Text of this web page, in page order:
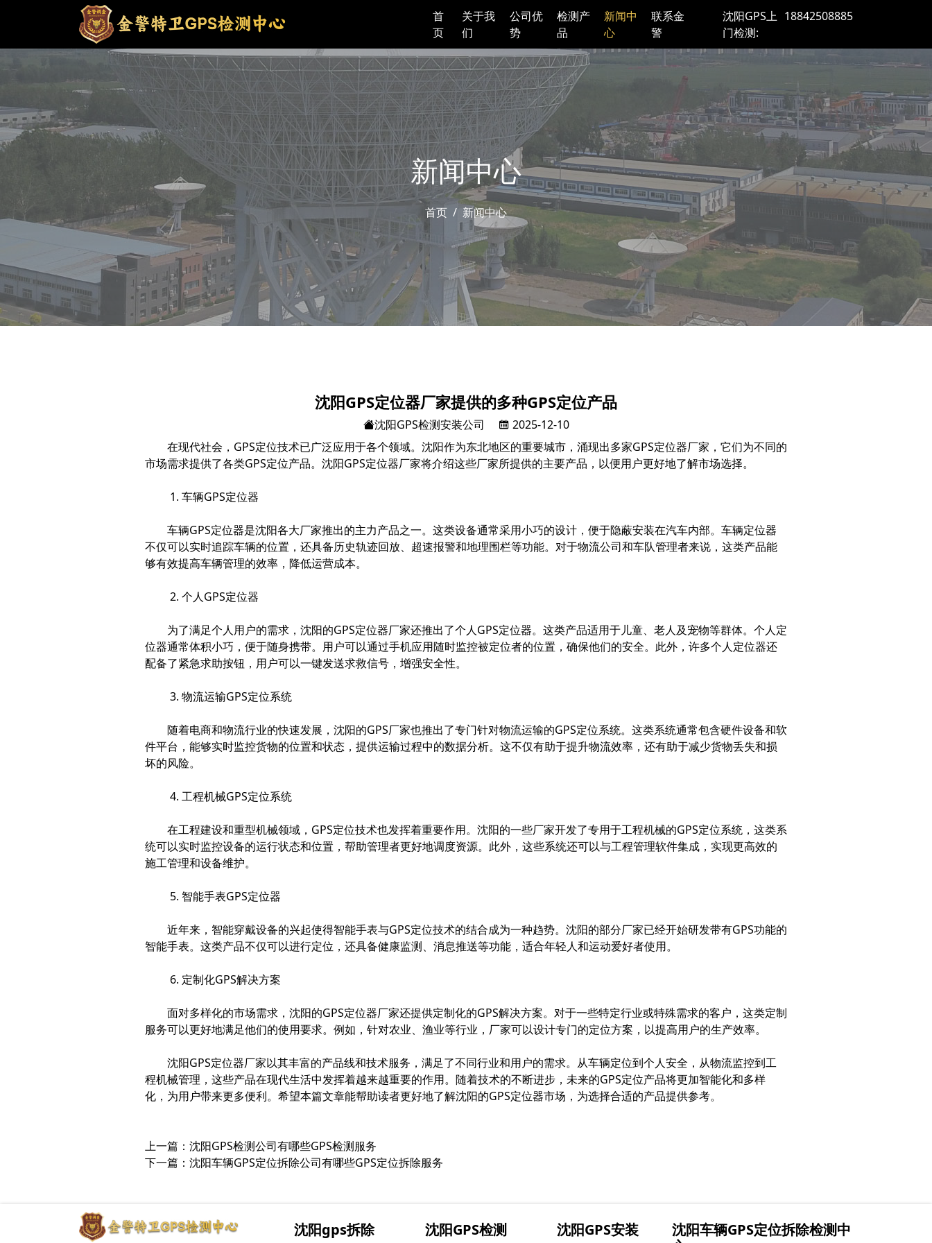
首
页
关于我
们
公司优
势
检测产
品
新闻中
心
联系金
警
沈阳GPS上
门检测:
18842508885
新闻中心
首页 新闻中心
沈阳GPS定位器厂家提供的多种GPS定位产品
沈阳GPS检测安装公司
2025-12-10
在现代社会，GPS定位技术已广泛应用于各个领域。沈阳作为东北地区的重要城市，涌现出多家GPS定位器厂家，它们为不同的
市场需求提供了各类GPS定位产品。沈阳GPS定位器厂家将介绍这些厂家所提供的主要产品，以便用户更好地了解市场选择。
1. 车辆GPS定位器
车辆GPS定位器是沈阳各大厂家推出的主力产品之一。这类设备通常采用小巧的设计，便于隐蔽安装在汽车内部。车辆定位器
不仅可以实时追踪车辆的位置，还具备历史轨迹回放、超速报警和地理围栏等功能。对于物流公司和车队管理者来说，这类产品能
够有效提高车辆管理的效率，降低运营成本。
2. 个人GPS定位器
为了满足个人用户的需求，沈阳的GPS定位器厂家还推出了个人GPS定位器。这类产品适用于儿童、老人及宠物等群体。个人定
位器通常体积小巧，便于随身携带。用户可以通过手机应用随时监控被定位者的位置，确保他们的安全。此外，许多个人定位器还
配备了紧急求助按钮，用户可以一键发送求救信号，增强安全性。
3. 物流运输GPS定位系统
随着电商和物流行业的快速发展，沈阳的GPS厂家也推出了专门针对物流运输的GPS定位系统。这类系统通常包含硬件设备和软
件平台，能够实时监控货物的位置和状态，提供运输过程中的数据分析。这不仅有助于提升物流效率，还有助于减少货物丢失和损
坏的风险。
4. 工程机械GPS定位系统
在工程建设和重型机械领域，GPS定位技术也发挥着重要作用。沈阳的一些厂家开发了专用于工程机械的GPS定位系统，这类系
统可以实时监控设备的运行状态和位置，帮助管理者更好地调度资源。此外，这些系统还可以与工程管理软件集成，实现更高效的
施工管理和设备维护。
5. 智能手表GPS定位器
近年来，智能穿戴设备的兴起使得智能手表与GPS定位技术的结合成为一种趋势。沈阳的部分厂家已经开始研发带有GPS功能的
智能手表。这类产品不仅可以进行定位，还具备健康监测、消息推送等功能，适合年轻人和运动爱好者使用。
6. 定制化GPS解决方案
面对多样化的市场需求，沈阳的GPS定位器厂家还提供定制化的GPS解决方案。对于一些特定行业或特殊需求的客户，这类定制
服务可以更好地满足他们的使用要求。例如，针对农业、渔业等行业，厂家可以设计专门的定位方案，以提高用户的生产效率。
沈阳GPS定位器厂家以其丰富的产品线和技术服务，满足了不同行业和用户的需求。从车辆定位到个人安全，从物流监控到工
程机械管理，这些产品在现代生活中发挥着越来越重要的作用。随着技术的不断进步，未来的GPS定位产品将更加智能化和多样
化，为用户带来更多便利。希望本篇文章能帮助读者更好地了解沈阳的GPS定位器市场，为选择合适的产品提供参考。
上一篇： 沈阳GPS检测公司有哪些GPS检测服务
下一篇： 沈阳车辆GPS定位拆除公司有哪些GPS定位拆除服务
沈阳gps拆除 沈阳GPS检测 沈阳GPS安装
沈阳车辆GPS定位拆除检测中